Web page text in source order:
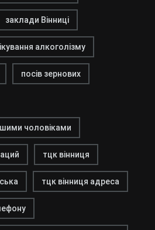
заклади Вінниці
алкоголізму
посів зернових
чоловіками
тцк вінниця
тцк вінниця адреса